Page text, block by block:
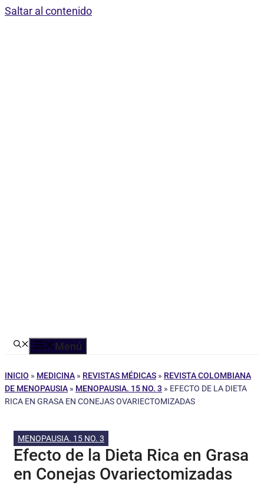
Saltar al contenido
Menú
INICIO » MEDICINA » REVISTAS MÉDICAS » REVISTA COLOMBIANA
DE MENOPAUSIA » MENOPAUSIA. 15 NO. 3 » EFECTO DE LA DIETA
RICA EN GRASA EN CONEJAS OVARIECTOMIZADAS
MENOPAUSIA. 15 NO. 3
Efecto de la Dieta Rica en Grasa
en Conejas Ovariectomizadas